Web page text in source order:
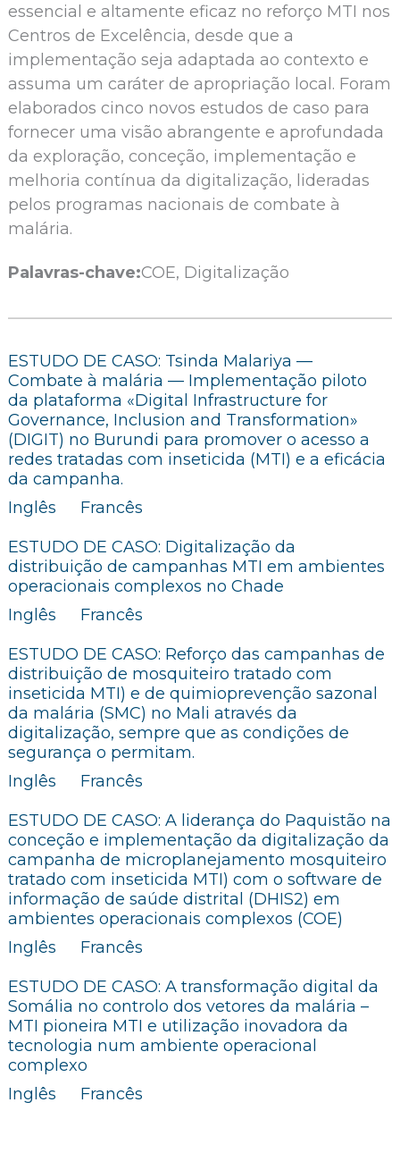
essencial e altamente eficaz no reforço MTI nos
Centros de Excelência, desde que a
implementação seja adaptada ao contexto e
assuma um caráter de apropriação local. Foram
elaborados cinco novos estudos de caso para
fornecer uma visão abrangente e aprofundada
da exploração, conceção, implementação e
melhoria contínua da digitalização, lideradas
pelos programas nacionais de combate à
malária.
Palavras-chave:COE, Digitalização
ESTUDO DE CASO: Tsinda Malariya —
Combate à malária — Implementação piloto
da plataforma «Digital Infrastructure for
Governance, Inclusion and Transformation»
(DIGIT) no Burundi para promover o acesso a
redes tratadas com inseticida (MTI) e a eficácia
da campanha.
Inglês
Francês
ESTUDO DE CASO: Digitalização da
distribuição de campanhas MTI em ambientes
operacionais complexos no Chade
Inglês
Francês
ESTUDO DE CASO: Reforço das campanhas de
distribuição de mosquiteiro tratado com
inseticida MTI) e de quimioprevenção sazonal
da malária (SMC) no Mali através da
digitalização, sempre que as condições de
segurança o permitam.
Inglês
Francês
ESTUDO DE CASO: A liderança do Paquistão na
conceção e implementação da digitalização da
campanha de microplanejamento mosquiteiro
tratado com inseticida MTI) com o software de
informação de saúde distrital (DHIS2) em
ambientes operacionais complexos (COE)
Inglês
Francês
ESTUDO DE CASO: A transformação digital da
Somália no controlo dos vetores da malária –
MTI pioneira MTI e utilização inovadora da
tecnologia num ambiente operacional
complexo
Inglês
Francês